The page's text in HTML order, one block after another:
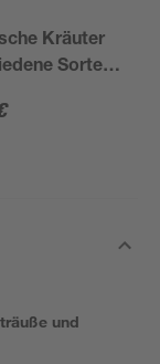
Kräuter
Sorten
und